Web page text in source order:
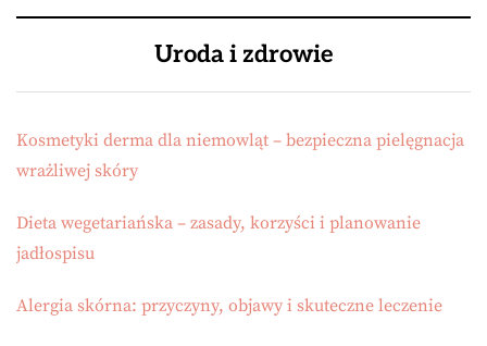
Uroda i zdrowie
Kosmetyki derma dla niemowląt – bezpieczna pielęgnacja
wrażliwej skóry
Dieta wegetariańska – zasady, korzyści i planowanie
jadłospisu
Alergia skórna: przyczyny, objawy i skuteczne leczenie